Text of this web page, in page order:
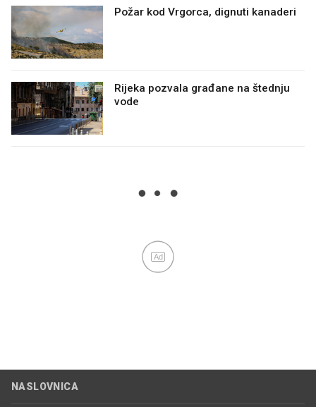
Požar kod Vrgorca, dignuti kanaderi
Rijeka pozvala građane na štednju
vode
Ad
NASLOVNICA